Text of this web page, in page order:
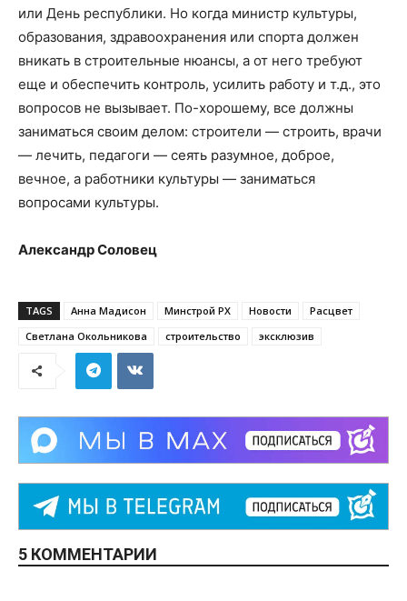
или День республики. Но когда министр культуры,
образования, здравоохранения или спорта должен
вникать в строительные нюансы, а от него требуют
еще и обеспечить контроль, усилить работу и т.д., это
вопросов не вызывает. По-хорошему, все должны
заниматься своим делом: строители — строить, врачи
— лечить, педагоги — сеять разумное, доброе,
вечное, а работники культуры — заниматься
вопросами культуры.
Александр Соловец
TAGS Анна Мадисон Минстрой РХ Новости
Расцвет
Светлана Окольникова
строительство эксклюзив
5 КОММЕНТАРИИ